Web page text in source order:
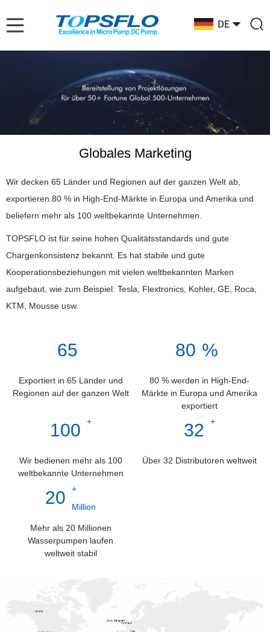
Globales Marketing
Wir decken 65 Länder und Regionen auf der ganzen Welt ab,
exportieren 80 % in High-End-Märkte in Europa und Amerika und
beliefern mehr als 100 weltbekannte Unternehmen.
TOPSFLO ist für seine hohen Qualitätsstandards und gute
Chargenkonsistenz bekannt. Es hat stabile und gute
Kooperationsbeziehungen mit vielen weltbekannten Marken
aufgebaut, wie zum Beispiel: Tesla, Flextronics, Kohler, GE, Roca,
KTM, Mousse usw.
65
Exportiert in 65 Länder und
Regionen auf der ganzen Welt
80 %
80 % werden in High-End-
Märkte in Europa und Amerika
exportiert
100 +
Wir bedienen mehr als 100
weltbekannte Unternehmen
32 +
Über 32 Distributoren weltweit
20
+
Million
Mehr als 20 Millionen
Wasserpumpen laufen
weltweit stabil